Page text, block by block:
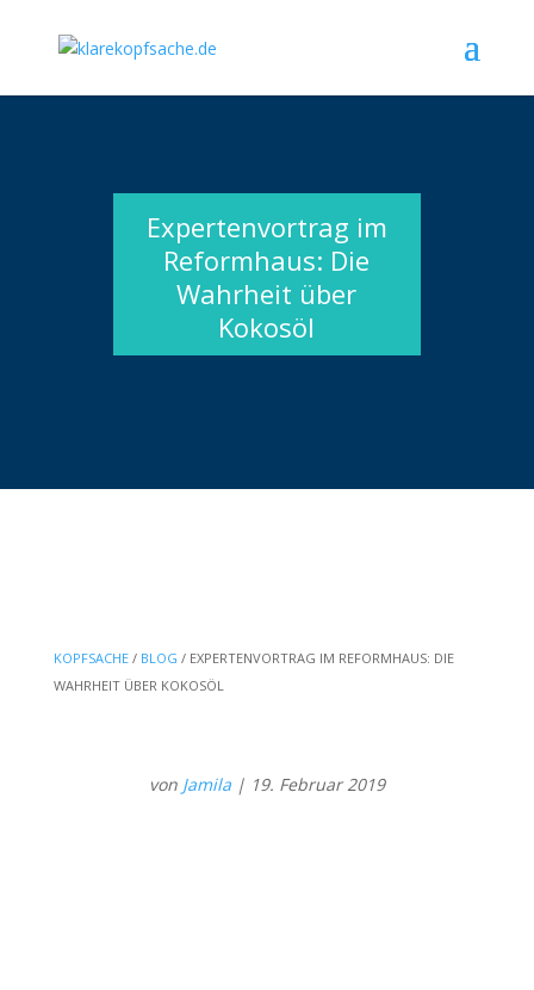
Expertenvortrag im
Reformhaus: Die
Wahrheit über
Kokosöl
KOPFSACHE/ BLOG / EXPERTENVORTRAG IM REFORMHAUS: DIE
WAHRHEIT ÜBER KOKOSÖL
von Jamila| 19. Februar 2019